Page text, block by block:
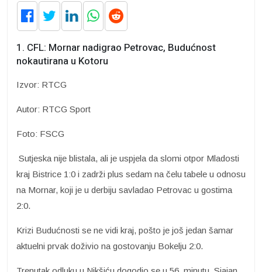
1. CFL: Mornar nadigrao Petrovac, Budućnost
nokautirana u Kotoru
Izvor: RTCG
Autor: RTCG Sport
Foto: FSCG
Sutjeska nije blistala, ali je uspjela da slomi otpor Mladosti
kraj Bistrice 1:0 i zadrži plus sedam na čelu tabele u odnosu
na Mornar, koji je u derbiju savladao Petrovac u gostima
2:0.
Krizi Budućnosti se ne vidi kraj, pošto je još jedan šamar
aktuelni prvak doživio na gostovanju Bokelju 2:0.